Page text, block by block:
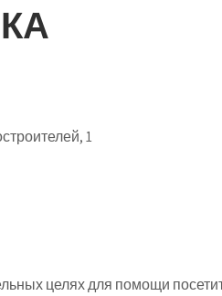
1
целях для помощи